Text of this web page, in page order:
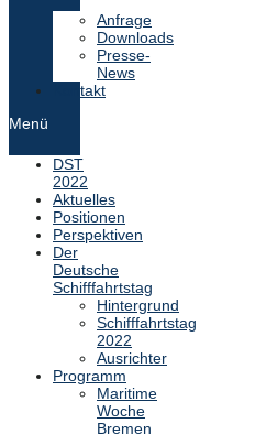
Anfrage
Downloads
Presse-
News
Kontakt
Menü
DST
2022
Aktuelles
Positionen
Perspektiven
Der
Deutsche
Schifffahrtstag
Hintergrund
Schifffahrtstag
2022
Ausrichter
Programm
Maritime
Woche
Bremen